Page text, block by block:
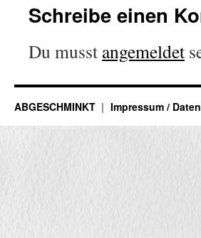
Schreibe einen
Du musst angemeldet
ABGESCHMINKT Impressum /